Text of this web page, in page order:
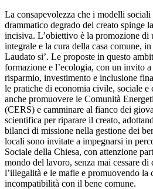
La consapevolezza che i modelli
drammatico degrado del creato spinge
incisiva. L’obiettivo è la promozione di
integrale e la cura della casa comune,
Laudato si’. Le proposte in questo
formazione e l’ecologia, con un invito
risparmio, investimento e inclusione
le pratiche di economia civile, sociale e
anche promuovere le Comunità
(CERS) e camminare al fianco dei
scientifica per riparare il creato,
bilanci di missione nella gestione dei
locali sono invitate a impegnarsi in
Sociale della Chiesa, con attenzione
mondo del lavoro, senza mai cessare
l’illegalità e le mafie e promuovendo la
incompatibilità con il bene comune.